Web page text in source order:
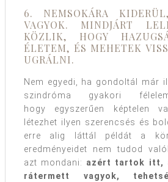
6. NEMSOKÁRA
VAGYOK. MINDJÁRT
KÖZLIK, HOGY
ÉLETEM, ÉS MEHETEK
UGRÁLNI.
Nem egyedi, ha gondoltál már
szindróma gyakori
hogy egyszerűen képtelen
létezhet ilyen szerencsés és
erre alig láttál példát a
eredményeidet nem tudod
azt mondani: azért tartok itt,
rátermett vagyok,